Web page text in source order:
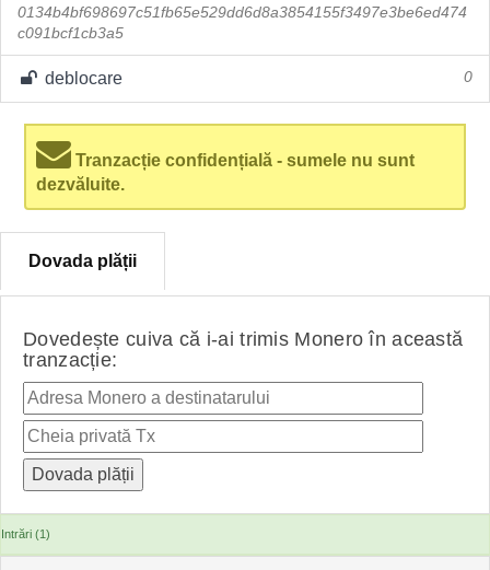
0134b4bf698697c51fb65e529dd6d8a3854155f3497e3be6ed474
c091bcf1cb3a5
deblocare 0
Tranzacție confidențială - sumele nu sunt
dezvăluite.
Dovada plății
Dovedește cuiva că i-ai trimis Monero în această
tranzacție:
Intrări (1)